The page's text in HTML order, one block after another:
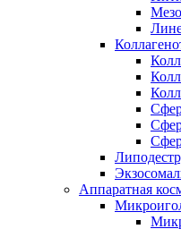
Аппаратная